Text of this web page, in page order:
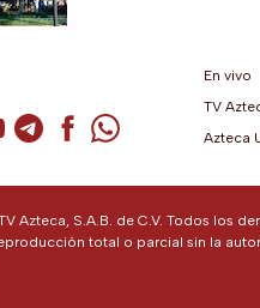
Twitter (se abre en una
Instagram (se abre en una
de TikTok (se abre en una
Cuenta de YouTube (se abre
Cuenta de Telegram (se
Cuenta de
Cuenta de
En vivo
TV
Azteca
Azteca, S.A.B. de C.V. Todos los
total o parcial sin la